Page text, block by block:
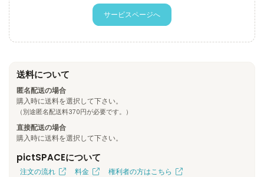
サービスページへ
送料について
匿名配送の場合
購入時に送料を選択して下さい。
（別途匿名配送料370円が必要です。）
直接配送の場合
購入時に送料を選択して下さい。
pictSPACEについて
注文の流れ 料金 権利者の方はこちら